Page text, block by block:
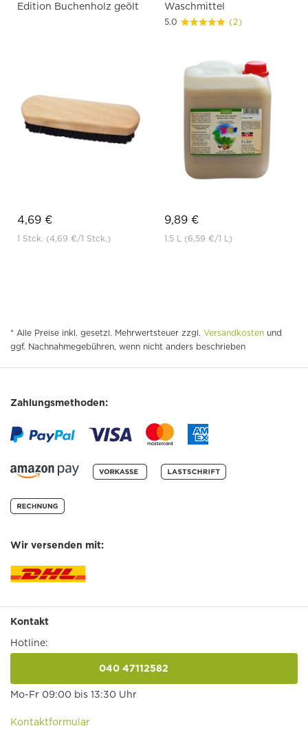
Edition Buchenholz geölt
4,69 €
1 Stck. (4,69 €/1 Stck.)
Waschmittel
5.0 (2)
9,89 €
1.5 L (6,59 €/1 L)
* Alle Preise inkl. gesetzl. Mehrwertsteuer zzgl. Versandkosten und
ggf. Nachnahmegebühren, wenn nicht anders beschrieben
Zahlungsmethoden:
Wir versenden mit:
Kontakt
Hotline:
040 47112582
Mo-Fr 09:00 bis 13:30 Uhr
Kontaktformular